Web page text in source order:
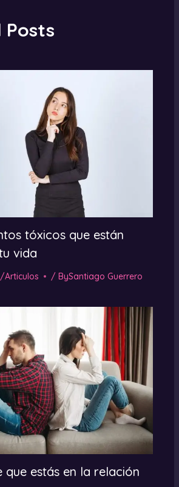
Posts
tóxicos que están
vida
/Articulos / BySantiago Guerrero
que estás en la relación